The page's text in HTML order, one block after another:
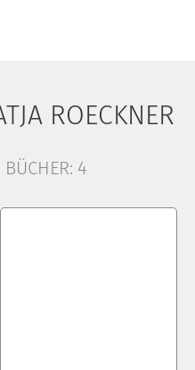
ROECKNER
4